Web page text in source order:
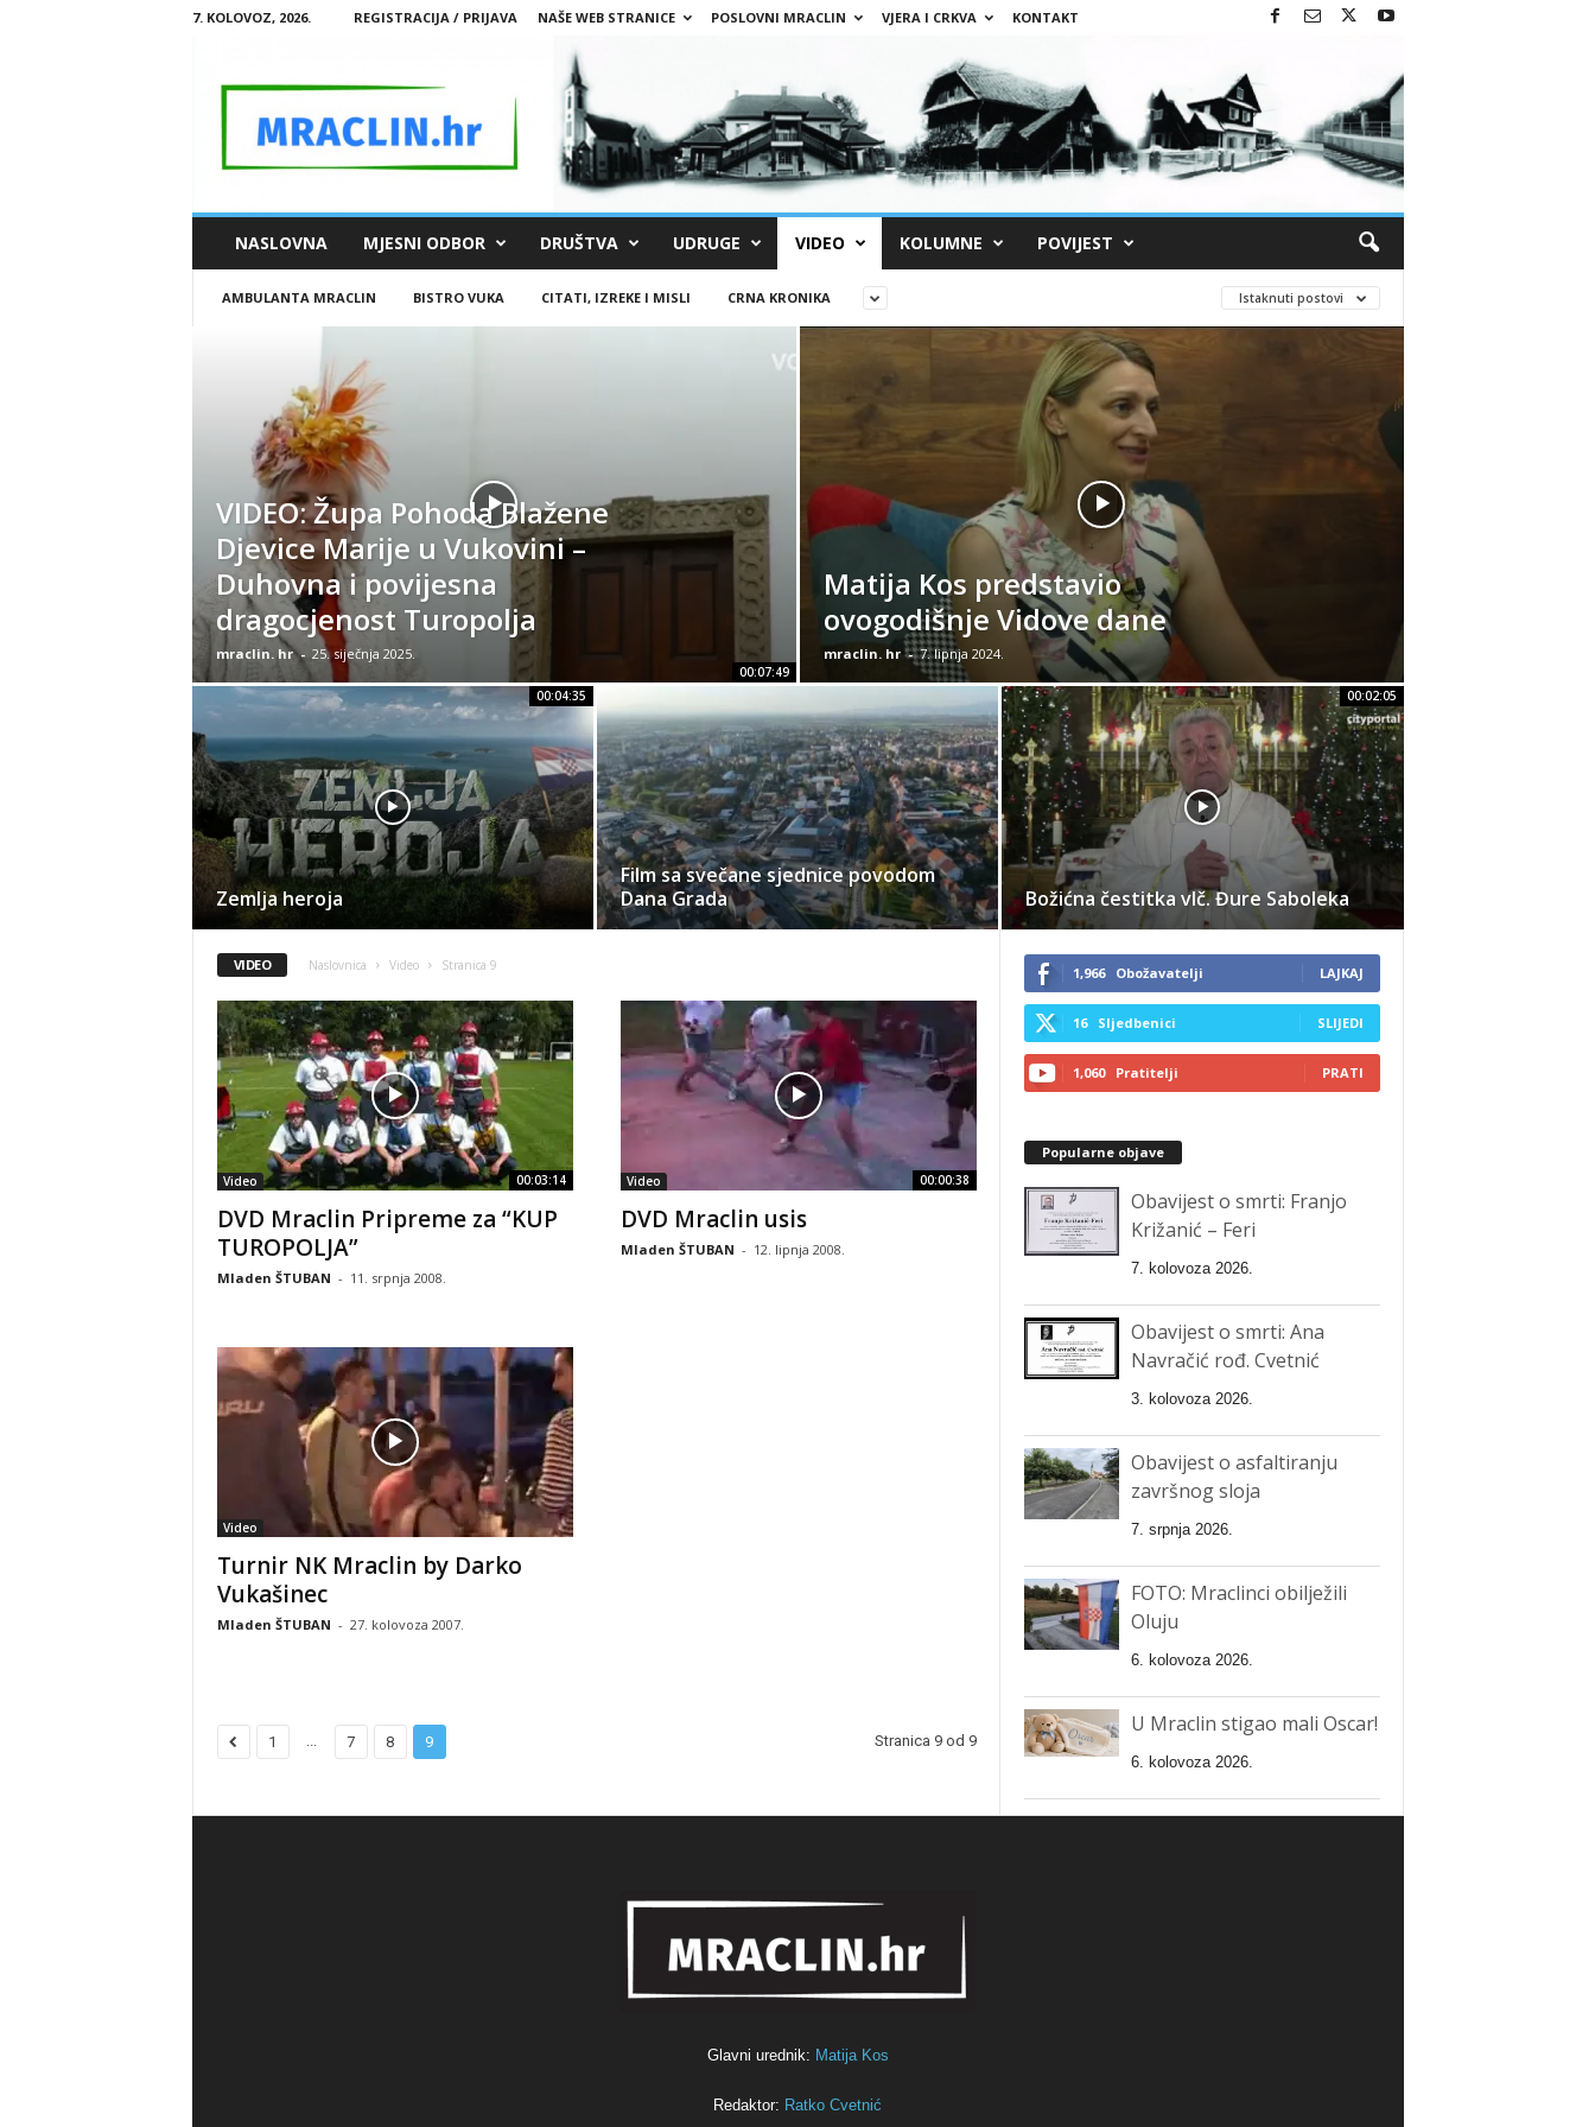
7. KOLOVOZ, 2026. REGISTRACIJA / PRIJAVA NAŠE WEB STRANICE POSLOVNI MRACLIN VJERA I CRKVA KONTAKT
M
A
L
NASLOVNA MJESNI ODBOR DRUŠTVA UDRUGE VIDEO KOLUMNE POVIJEST
AMBULANTA MRACLIN BISTRO VUKA CITATI, IZREKE I MISLI CRNA KRONIKA Istaknuti postovi
00:07:49
VIDEO: Župa Pohoda Blažene
Djevice Marije u Vukovini –
Duhovna i povijesna
dragocjenost Turopolja
mraclin. hr - 25. siječnja 2025.
Matija Kos predstavio
ovogodišnje Vidove dane
mraclin. hr - 7. lipnja 2024.
00:04:35
Zemlja heroja
Film sa svečane sjednice povodom
Dana Grada
00:02:05
Božićna čestitka vlč. Đure Saboleka
VIDEO Naslovnica Video Stranica 9
00:03:14
Video
DVD Mraclin Pripreme za “KUP
TUROPOLJA”
Mladen ŠTUBAN - 11. srpnja 2008.
00:00:38
Video
DVD Mraclin usis
Mladen ŠTUBAN - 12. lipnja 2008.
Video
Turnir NK Mraclin by Darko
Vukašinec
Mladen ŠTUBAN - 27. kolovoza 2007.
1 7 8 9 Stranica 9 od 9
1,966 Obožavatelji LAJKAJ
16 Sljedbenici SLIJEDI
1,060 Pratitelji PRATI
Popularne objave
Obavijest o smrti: Franjo
Križanić – Feri
7. kolovoza 2026.
Obavijest o smrti: Ana
Navračić rođ. Cvetnić
3. kolovoza 2026.
Obavijest o asfaltiranju
završnog sloja
7. srpnja 2026.
FOTO: Mraclinci obilježili
Oluju
6. kolovoza 2026.
U Mraclin stigao mali Oscar!
6. kolovoza 2026.
Glavni urednik: Matija Kos
Redaktor: Ratko Cvetnić